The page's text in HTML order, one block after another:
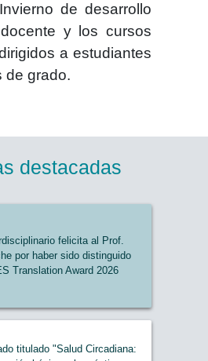
de desarrollo
y los cursos
a estudiantes
de grado.
destacadas
felicita al Prof.
por haber sido distinguido
Translation Award 2026
titulado "Salud Circadiana: